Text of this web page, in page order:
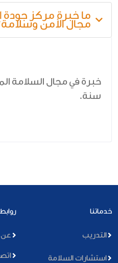
ما خبرة مركز جودة
مجال الأمن
سنة.
خدماتنا
التدريب
استشارات السلامة
عن